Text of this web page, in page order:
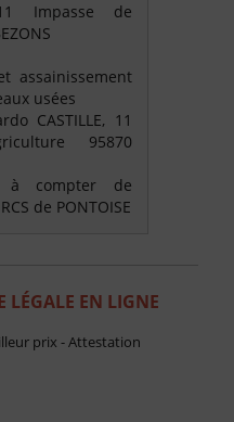
Impasse de
assainissement
usées
CASTILLE, 11
95870
compter de
de PONTOISE
EN LIGNE
prix - Attestation